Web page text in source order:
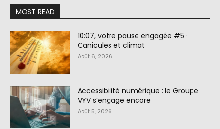
MOST READ
10:07, votre pause engagée #5 ·
Canicules et climat
Août 6, 2026
Accessibilité numérique : le Groupe
VYV s’engage encore
Août 5, 2026